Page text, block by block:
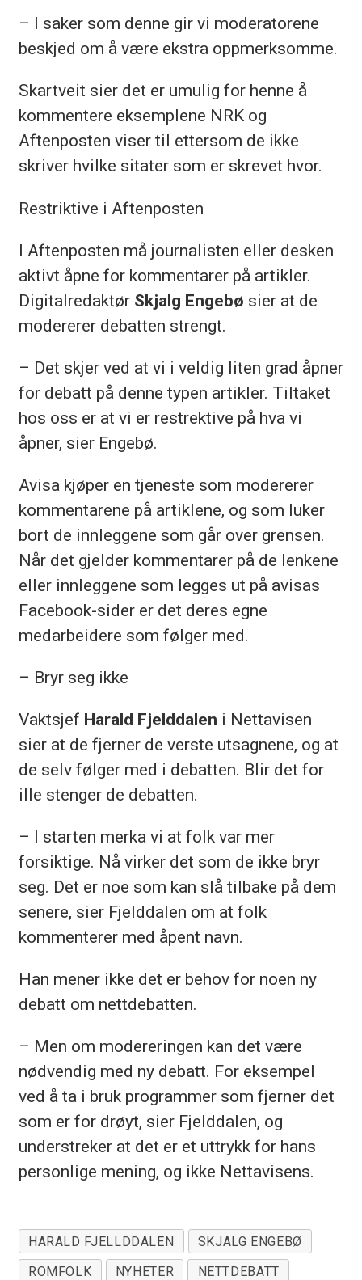
– I saker som denne gir vi moderatorene
beskjed om å være ekstra oppmerksomme.
Skartveit sier det er umulig for henne å
kommentere eksemplene NRK og
Aftenposten viser til ettersom de ikke
skriver hvilke sitater som er skrevet hvor.
Restriktive i Aftenposten
I Aftenposten må journalisten eller desken
aktivt åpne for kommentarer på artikler.
Digitalredaktør Skjalg Engebø sier at de
modererer debatten strengt.
– Det skjer ved at vi i veldig liten grad åpner
for debatt på denne typen artikler. Tiltaket
hos oss er at vi er restrektive på hva vi
åpner, sier Engebø.
Avisa kjøper en tjeneste som modererer
kommentarene på artiklene, og som luker
bort de innleggene som går over grensen.
Når det gjelder kommentarer på de lenkene
eller innleggene som legges ut på avisas
Facebook-sider er det deres egne
medarbeidere som følger med.
– Bryr seg ikke
Vaktsjef Harald Fjelddalen i Nettavisen
sier at de fjerner de verste utsagnene, og at
de selv følger med i debatten. Blir det for
ille stenger de debatten.
– I starten merka vi at folk var mer
forsiktige. Nå virker det som de ikke bryr
seg. Det er noe som kan slå tilbake på dem
senere, sier Fjelddalen om at folk
kommenterer med åpent navn.
Han mener ikke det er behov for noen ny
debatt om nettdebatten.
– Men om modereringen kan det være
nødvendig med ny debatt. For eksempel
ved å ta i bruk programmer som fjerner det
som er for drøyt, sier Fjelddalen, og
understreker at det er et uttrykk for hans
personlige mening, og ikke Nettavisens.
HARALD FJELLDDALEN
SKJALG ENGEBØ
ROMFOLK
NYHETER
NETTDEBATT